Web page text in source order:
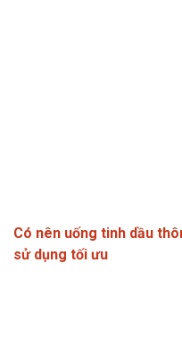
Có nên uống tinh dầu
sử dụng tối ưu